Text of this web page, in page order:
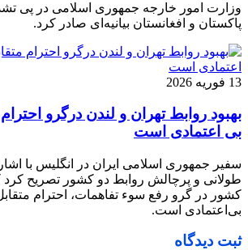
وزارت امور خارجه جمهوری اسلامی در پی
پاکستان و افغانستان بیانیه‌ای صادر کرد.
13 فوریه 2026
بهبود روابط تهران و لندن درگرو احترام
بی‌ اعتمادی است
سفیر جمهوری اسلامی ایران در انگلیس با
طولانی و پرچالش روابط دو کشور تصریح کرد
کشور در گرو رفع سوء تفاهمات، احترام
بی‌اعتمادی است.
ثبت دیدگاه